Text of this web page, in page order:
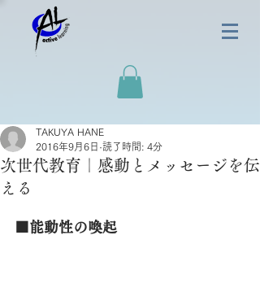
次世代教育｜感動とメッセージを伝
える
TAKUYA HANE
2016年9月6日 読了時間: 4分
■能動性の喚起